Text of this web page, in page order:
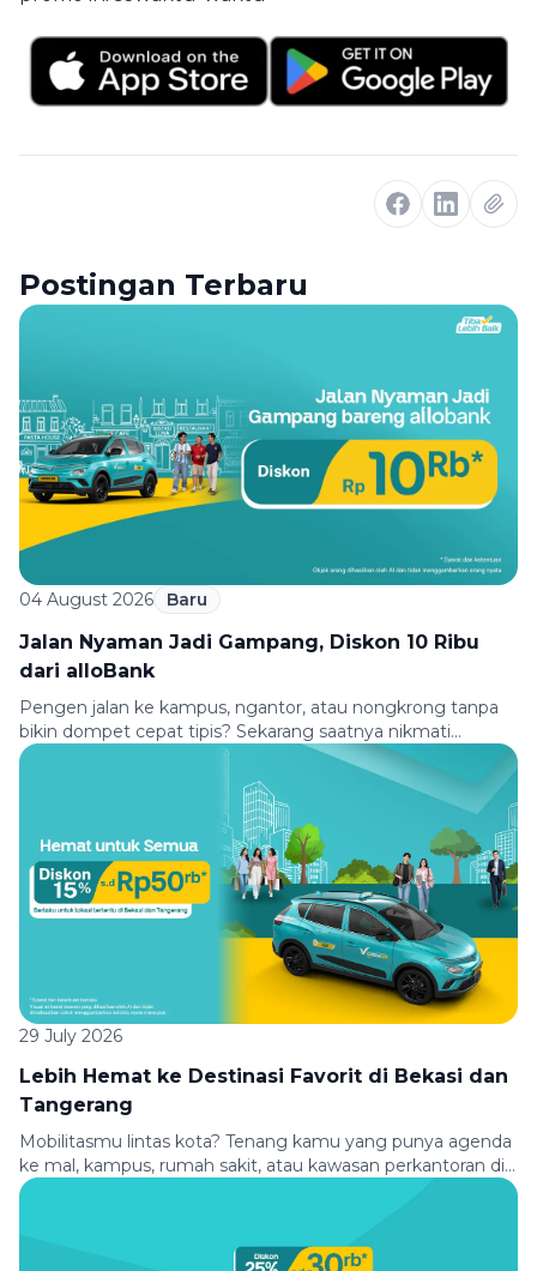
Postingan Terbaru
04 August 2026 Baru
Jalan Nyaman Jadi Gampang, Diskon 10 Ribu
dari alloBank
Pengen jalan ke kampus, ngantor, atau nongkrong tanpa
bikin dompet cepat tipis? Sekarang saatnya nikmati
perjalanan yang lebih hemat bareng Green SM dan
allobank. Bayar pakai Virtual Debit Card atau QRIS allobank,
dapatkan diskon Rp10.000 untuk perjalananmu. Berangkat
kuliah, kerja, atau aktivitas padat lainnya bisa kamu mulai
dengan nyaman, hemat, dan praktis. Syarat & Ketentuan
[…]
29 July 2026
Lebih Hemat ke Destinasi Favorit di Bekasi dan
Tangerang
Mobilitasmu lintas kota? Tenang kamu yang punya agenda
ke mal, kampus, rumah sakit, atau kawasan perkantoran di
Bekasi dan Tangerang, sekarang perjalananmu jadi lebih
menggunakan Green SM. Baik untuk berangkat kerja,